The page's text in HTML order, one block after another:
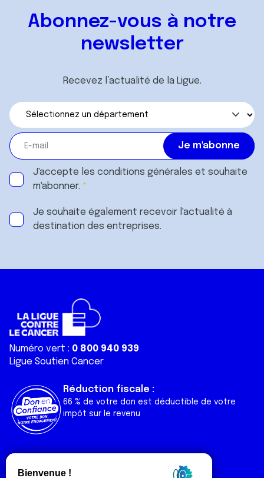
Abonnez-vous à notre
newsletter
Recevez l’actualité de la Ligue.
J'accepte les conditions générales et souhaite
m'abonner.
Je souhaite également recevoir l'actualité à
destination des entreprises.
Numéro vert : 0 800 940 939
Ligue Soutien Cancer
Réduction fiscale :
66 % de votre don est déductible de votre
impôt sur le revenu
Liens utiles
Nos actualités